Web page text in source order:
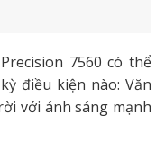
7560 có thể
điều kiện nào: Văn
với ánh sáng mạnh